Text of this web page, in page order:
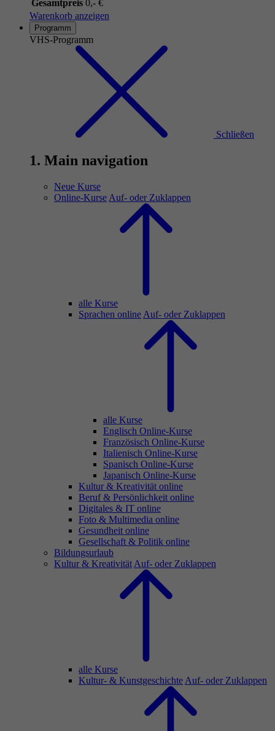
Gesamtpreis 0,- €
Warenkorb anzeigen
Programm
VHS-Programm
Schließen
1. Main navigation
Neue Kurse
Online-Kurse Auf- oder Zuklappen
alle Kurse
Sprachen online Auf- oder Zuklappen
alle Kurse
Englisch Online-Kurse
Französisch Online-Kurse
Italienisch Online-Kurse
Spanisch Online-Kurse
Japanisch Online-Kurse
Kultur & Kreativität online
Beruf & Persönlichkeit online
Digitales & IT online
Foto & Multimedia online
Gesundheit online
Gesellschaft & Politik online
Bildungsurlaub
Kultur & Kreativität Auf- oder Zuklappen
alle Kurse
Kultur- & Kunstgeschichte Auf- oder Zuklappen